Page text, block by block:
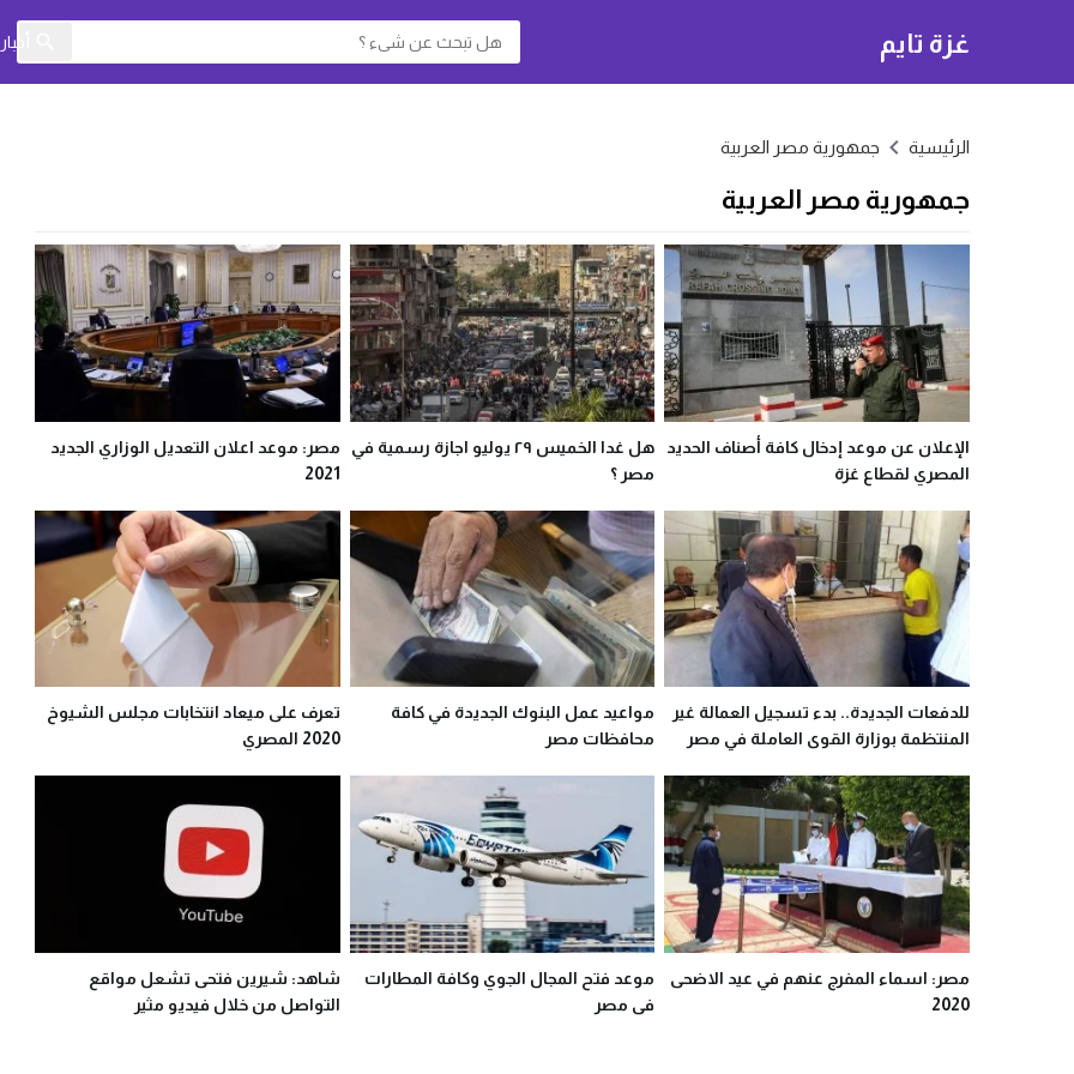
غزة تايم
الرئيسية جمهورية مصر العربية
جمهورية مصر العربية
الإعلان عن موعد إدخال كافة أصناف الحديد
المصري لقطاع غزة
هل غدا الخميس ٢٩ يوليو اجازة رسمية في
مصر ؟
مصر: موعد اعلان التعديل الوزاري الجديد
2021
للدفعات الجديدة.. بدء تسجيل العمالة غير
المنتظمة بوزارة القوى العاملة في مصر
مواعيد عمل البنوك الجديدة في كافة
محافظات مصر
تعرف على ميعاد انتخابات مجلس الشيوخ
2020 المصري
مصر: اسماء المفرج عنهم في عيد الاضحى
2020
موعد فتح المجال الجوي وكافة المطارات
فى مصر
شاهد: شيرين فتحى تشعل مواقع
التواصل من خلال فيديو مثير